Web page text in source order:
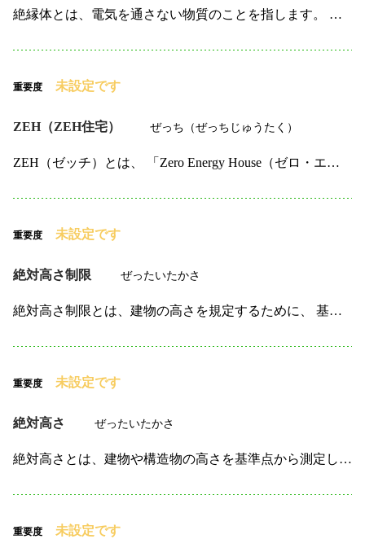
絶縁体とは、電気を通さない物質のことを指します。 建設業においては、電気設備の安全性を確保するため、 電線や機器などの周囲に絶縁体を使用して、漏電や感電の防止を行います。 例えば、電線の被覆材や…
重要度 未設定です
ZEH（ZEH住宅） ぜっち（ぜっちじゅうたく）
ZEH（ゼッチ）とは、 「Zero Energy House（ゼロ・エネルギー・ハウス）」の略で、 住宅において年間のエネルギー消費量がゼロとなることを目指した 設計・施工の基準です。 具体的…
重要度 未設定です
絶対高さ制限 ぜったいたかさ
絶対高さ制限とは、建物の高さを規定するために、 基準点からの高さが一定の制限を超えないように定められた制限です。 この制限は主に都市計画や地域の規制に基づいており、 建物が周囲の景観や環境に与え…
重要度 未設定です
絶対高さ ぜったいたかさ
絶対高さとは、建物や構造物の高さを基準点から測定したものを指します。 一般的には、海面からの高さや、地盤の高さを基準にして、 その構造物がどれくらいの高さにあるのかを計測します。 この概念は、特…
重要度 未設定です